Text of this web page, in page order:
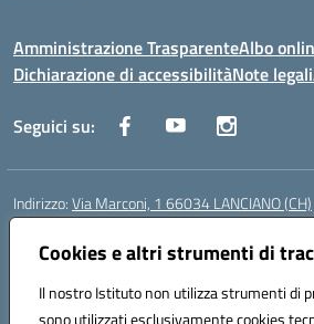
Cookies e altri strumenti di
Il nostro Istituto non utilizza strumenti di
sono utilizzati esclusivamente cookies
Amministrazione TrasparenteAlbo
Dichiarazione di accessibilitàNote legali
Seguici su:
Indirizzo:Via Marconi, 1 66034 LANCIANO (CH)
Centralino:
Posta elettronica certificata (PEC):
Codice fiscale: 90031370696
Codice meccanografico:CHIC840006